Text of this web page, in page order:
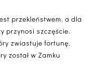
przekleństwem, a dla
przynosi szczęście.
zwiastuje fortunę,
został w Zamku